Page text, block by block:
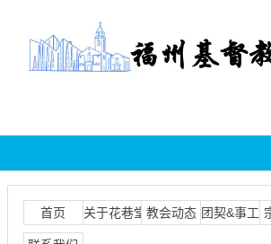
首页 关于花巷堂 教会动态 团契&事工